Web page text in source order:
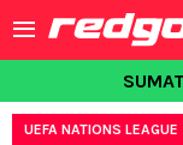
UEFA NATIONS LEAGUE